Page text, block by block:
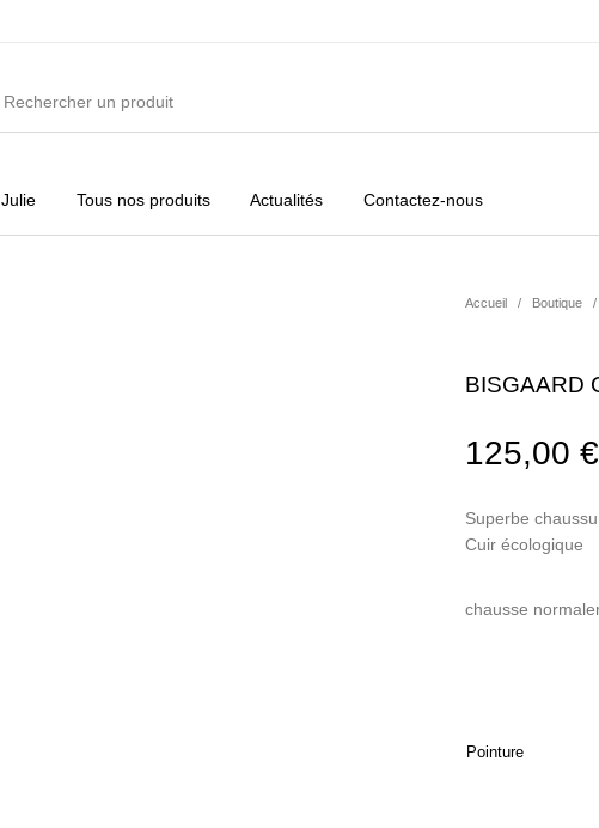
Julie Tous nos produits Actualités Contactez-nous
Accueil / Boutique /
BISGAARD
125,00 €
Superbe
Cuir écologique
chausse
Pointure